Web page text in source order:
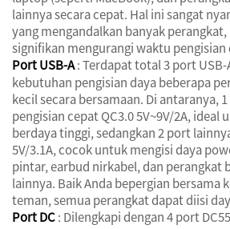
lainnya secara cepat. Hal ini sangat
yang mengandalkan banyak perangkat,
signifikan mengurangi waktu pengisian
Port USB-A: Terdapat total 3 port
kebutuhan pengisian daya beberapa
kecil secara bersamaan. Di antaranya,
pengisian cepat QC3.0 5V~9V/2A,
berdaya tinggi, sedangkan 2 port
5V/3.1A, cocok untuk mengisi daya
pintar, earbud nirkabel, dan perangkat
lainnya. Baik Anda bepergian bersama
teman, semua perangkat dapat diisi
Port DC: Dilengkapi dengan 4 port